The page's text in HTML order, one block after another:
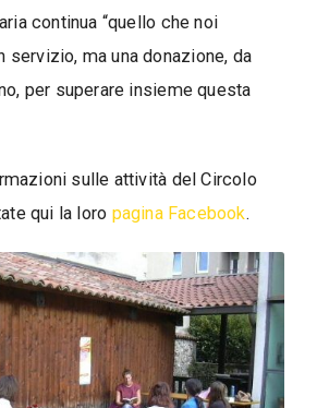
continua “quello che noi
servizio, ma una donazione, da
per superare insieme questa
sulle attività del Circolo
qui la loro pagina Facebook.